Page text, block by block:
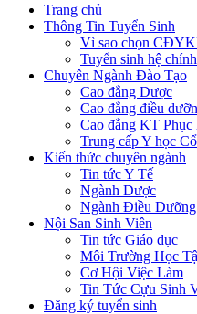
Trang chủ
Thông Tin Tuyển Sinh
Vì sao chọn
Tuyển sinh hệ
Chuyên Ngành Đào Tạo
Cao đẳng Dược
Cao đẳng điều
Cao đẳng KT Phục
Trung cấp Y học
Kiến thức chuyên ngành
Tin tức Y Tế
Ngành Dược
Ngành Điều Dưỡng
Nội San Sinh Viên
Tin tức Giáo dục
Môi Trường Học
Cơ Hội Việc Làm
Tin Tức Cựu Sinh
Đăng ký tuyển sinh